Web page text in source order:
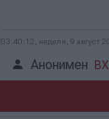
03:40:12, неделя, 9 август
Анонимен